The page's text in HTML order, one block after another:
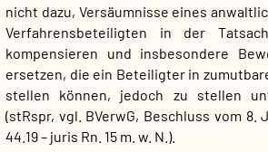
nicht dazu, Versäumnisse eines
Verfahrensbeteiligten in der
kompensieren und insbesondere
ersetzen, die ein Beteiligter in
stellen können, jedoch zu stellen
(stRspr, vgl. BVerwG, Beschluss vom 8.
44.19 – juris Rn. 15 m. w. N.).